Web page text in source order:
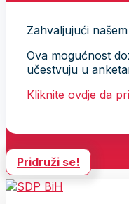
Zahvaljujući
Ova mogućnost
učestvuju u
Kliknite ovdje da
Pridruži se!